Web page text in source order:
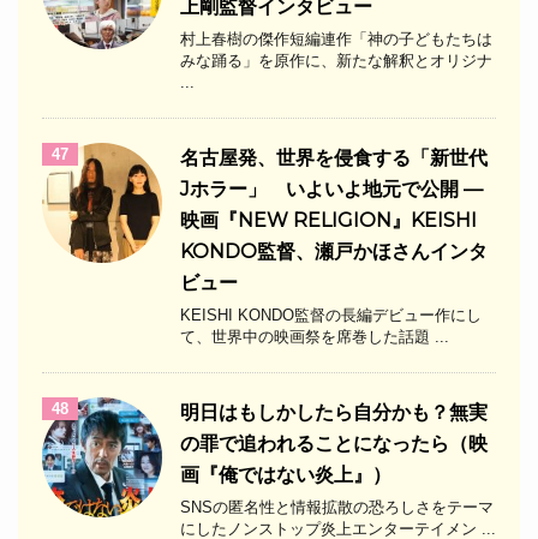
上剛監督インタビュー
村上春樹の傑作短編連作「神の子どもたちは
みな踊る」を原作に、新たな解釈とオリジナ
47
名古屋発、世界を侵食する「新世代
Jホラー」 いよいよ地元で公開 —
映画『NEW RELIGION』KEISHI
KONDO監督、瀬戸かほさんインタ
ビュー
KEISHI KONDO監督の長編デビュー作にし
て、世界中の映画祭を席巻した話題 ...
48
明日はもしかしたら自分かも？無実
の罪で追われることになったら（映
画『俺ではない炎上』）
SNSの匿名性と情報拡散の恐ろしさをテーマ
にしたノンストップ炎上エンターテイメン ...